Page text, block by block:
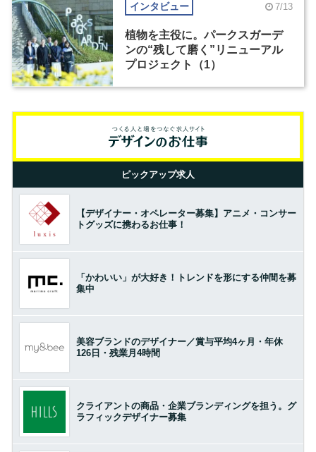
インタビュー 7/13
植物を主役に。パークスガーデ
ンの“残して磨く”リニューアル
プロジェクト（1）
ピックアップ求人
【デザイナー・オペレーター募集】アニメ・コンサー
トグッズに携わるお仕事！
「かわいい」が大好き！トレンドを形にする仲間を募
集中
美容ブランドのデザイナー／賞与平均4ヶ月・年休
126日・残業月4時間
クライアントの商品・企業ブランディングを担う。グ
ラフィックデザイナー募集